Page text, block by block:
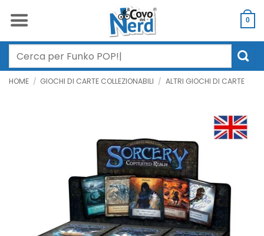
0
Cerca:
HOME / GIOCHI DI CARTE COLLEZIONABILI / ALTRI GIOCHI DI CARTE